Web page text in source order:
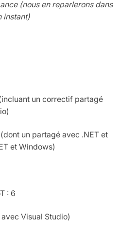
(nous en reparlerons dans
instant)
un correctif partagé
(dont un partagé avec .NET et
et Windows)
: 6
Visual Studio)